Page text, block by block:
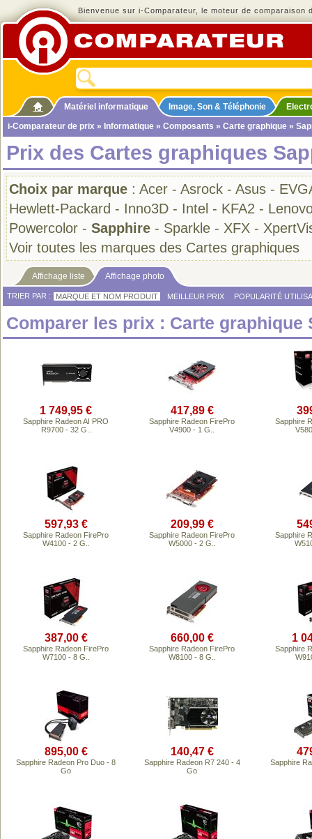
Bienvenue sur i-Comparateur, le moteur de comparaison
Matériel informatique Image, Son & Téléphonie
i-Comparateur de prix » Informatique » Composants » Carte graphique »
Prix des Cartes graphiques
Choix par marque : Acer - Asrock - Asus -
Hewlett-Packard - Inno3D - Intel - KFA2 -
Powercolor - Sapphire - Sparkle - XFX -
Voir toutes les marques des Cartes graphiques
Affichage liste Affichage photo
TRIER PAR : MARQUE ET NOM PRODUIT MEILLEUR PRIX POPULARITÉ
Comparer les prix : Carte graphique
1 749,95 €
Sapphire Radeon AI PRO
R9700 - 32 G..
417,89 €
Sapphire Radeon FirePro
V4900 - 1 G..
Sapphire
597,93 €
Sapphire Radeon FirePro
W4100 - 2 G..
209,99 €
Sapphire Radeon FirePro
W5000 - 2 G..
Sapphire
387,00 €
Sapphire Radeon FirePro
W7100 - 8 G..
660,00 €
Sapphire Radeon FirePro
W8100 - 8 G..
1
Sapphire
895,00 €
Sapphire Radeon Pro Duo - 8
Go
140,47 €
Sapphire Radeon R7 240 - 4
Go
Sapphire